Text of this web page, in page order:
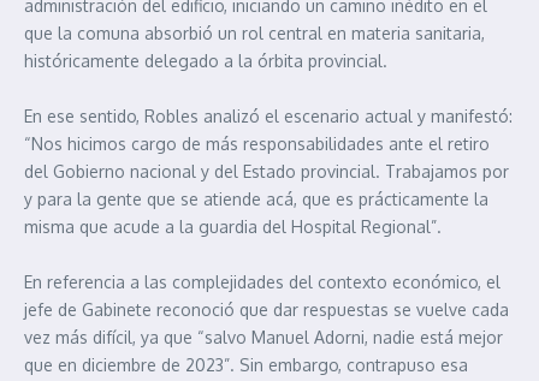
administración del edificio, iniciando un camino inédito en el
que la comuna absorbió un rol central en materia sanitaria,
históricamente delegado a la órbita provincial.
En ese sentido, Robles analizó el escenario actual y manifestó:
“Nos hicimos cargo de más responsabilidades ante el retiro
del Gobierno nacional y del Estado provincial. Trabajamos por
y para la gente que se atiende acá, que es prácticamente la
misma que acude a la guardia del Hospital Regional”.
En referencia a las complejidades del contexto económico, el
jefe de Gabinete reconoció que dar respuestas se vuelve cada
vez más difícil, ya que “salvo Manuel Adorni, nadie está mejor
que en diciembre de 2023”. Sin embargo, contrapuso esa